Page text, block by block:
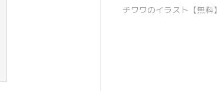
チワワのイラスト【無料】